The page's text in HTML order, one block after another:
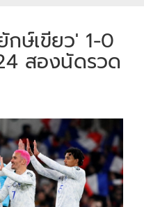
กษ์เขียว' 1-0
สองนัดรวด